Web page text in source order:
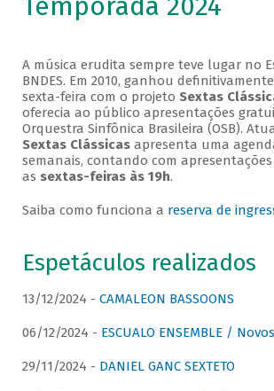
Temporada 2024
A música erudita sempre teve lugar no
BNDES. Em 2010, ganhou
sexta-feira com o projeto Sextas
oferecia ao público apresentações
Orquestra Sinfônica Brasileira (OSB).
Sextas Clássicasapresenta uma
semanais, contando com
as sextas-feiras às 19h.
Saiba como funciona a reserva de
Espetáculos realizados
13/12/2024 - CAMALEON BASSOONS
06/12/2024 - ESCUALO ENSEMBLE /
29/11/2024 - DANIEL GANC SEXTETO